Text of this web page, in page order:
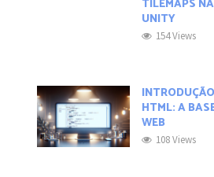
TILEMAPS NA
UNITY
154 Views
HTML: A
WEB
108 Views